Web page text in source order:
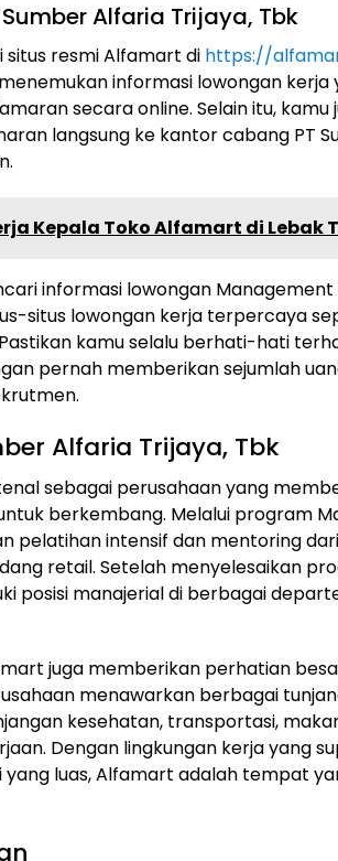
Alfaria Trijaya, Tbk
situs resmi Alfamart di https://
informasi lowongan kerja
secara online. Selain itu, kamu
langsung ke kantor cabang PT
Kepala Toko Alfamart di Lebak
informasi lowongan Management
situs lowongan kerja terpercaya
kamu selalu berhati-hati
pernah memberikan sejumlah
Alfaria Trijaya, Tbk
sebagai perusahaan yang
berkembang. Melalui program
pelatihan intensif dan mentoring
retail. Setelah menyelesaikan
posisi manajerial di berbagai
juga memberikan perhatian
menawarkan berbagai
kesehatan, transportasi,
Dengan lingkungan kerja yang
luas, Alfamart adalah tempat